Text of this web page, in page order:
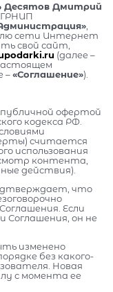
Десятов Дмитрий
сети Интернет
свой сайт,
(далее –
–«Соглашение»).
офертой
кодекса РФ.
считается
использования
контента,
действия).
что
Если
Соглашения, он не
изменено
без какого-
Новая
с момента ее